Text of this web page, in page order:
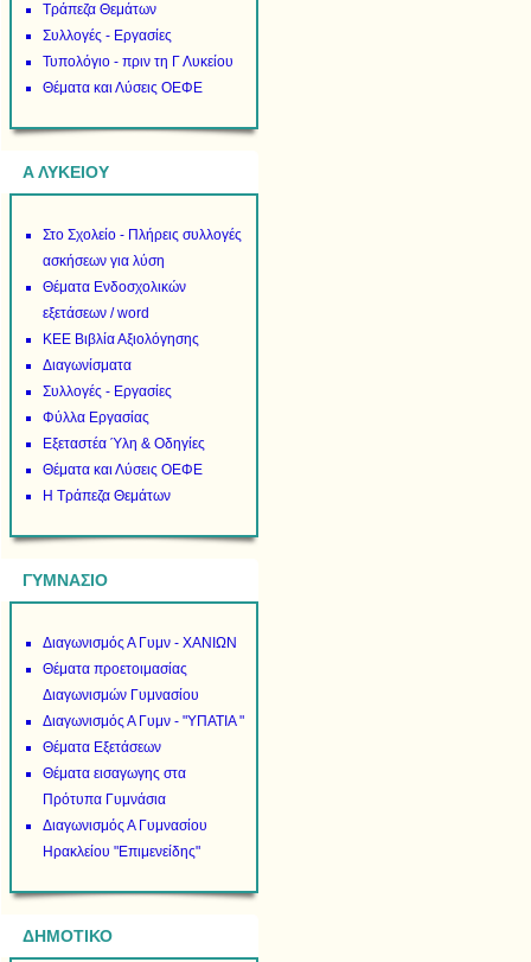
Τράπεζα Θεμάτων
Συλλογές - Εργασίες
Τυπολόγιο - πριν τη Γ Λυκείου
Θέματα και Λύσεις ΟΕΦΕ
Α ΛΥΚΕΙΟΥ
Στο Σχολείο - Πλήρεις συλλογές
ασκήσεων για λύση
Θέματα Ενδοσχολικών
εξετάσεων / word
ΚΕΕ Βιβλία Αξιολόγησης
Διαγωνίσματα
Συλλογές - Εργασίες
Φύλλα Εργασίας
Εξεταστέα Ύλη & Οδηγίες
Θέματα και Λύσεις ΟΕΦΕ
Η Τράπεζα Θεμάτων
ΓΥΜΝΑΣΙΟ
Διαγωνισμός Α Γυμν - ΧΑΝΙΩΝ
Θέματα προετοιμασίας
Διαγωνισμών Γυμνασίου
Διαγωνισμός Α Γυμν - "ΥΠΑΤΙΑ "
Θέματα Εξετάσεων
Θέματα εισαγωγης στα
Πρότυπα Γυμνάσια
Διαγωνισμός Α Γυμνασίου
Ηρακλείου "Επιμενείδης"
ΔΗΜΟΤΙΚΟ